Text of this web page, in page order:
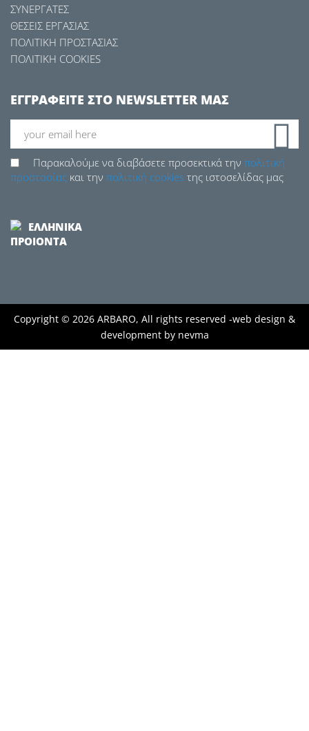
ΣΥΝΕΡΓΑΤΕΣ
ΘΕΣΕΙΣ ΕΡΓΑΣΙΑΣ
ΠΟΛΙΤΙΚΗ ΠΡΟΣΤΑΣΙΑΣ
ΠΟΛΙΤΙΚΗ COOKIES
ΕΓΓΡΑΦΕΙΤΕ ΣΤΟ NEWSLETTER ΜΑΣ
Παρακαλούμε να διαβάσετε προσεκτικά την πολιτική
προστασίας και την πολιτική cookies της ιστοσελίδας μας
ΕΛΛΗΝΙΚΑ
ΠΡΟΙΟΝΤΑ
Copyright © 2026 ARBARO, All rights reserved -web design &
development by nevma